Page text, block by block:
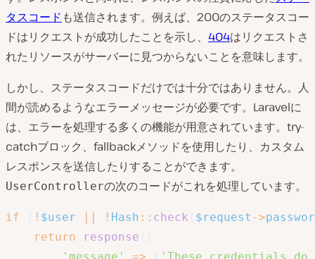
タスコード も送信されます。例えば、200のステータスコー
ドはリクエストが成功したことを示し、 404はリクエストさ
れたリソースがサーバーに見つからないことを意味します。
しかし、ステータスコードだけでは十分ではありません。人
間が読めるようなエラーメッセージが必要です。Laravelに
は、エラーを処理する多くの機能が用意されています。try-
catchブロック、fallbackメソッドを使用したり、カスタム
レスポンスを送信したりすることができます。
UserControllerの次のコードがこれを処理しています。
if ! $user || ! Hash :: check $request ->
return
response